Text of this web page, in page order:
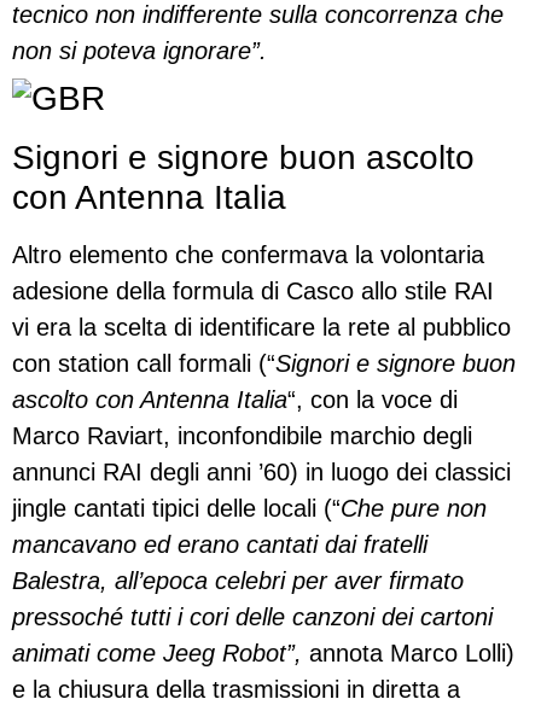
tecnico non indifferente sulla concorrenza che
non si poteva ignorare”.
Signori e signore buon ascolto
con Antenna Italia
Altro elemento che confermava la volontaria
adesione della formula di Casco allo stile RAI
vi era la scelta di identificare la rete al pubblico
con station call formali (“Signori e signore buon
ascolto con Antenna Italia“, con la voce di
Marco Raviart, inconfondibile marchio degli
annunci RAI degli anni ’60) in luogo dei classici
jingle cantati tipici delle locali (“Che pure non
mancavano ed erano cantati dai fratelli
Balestra, all’epoca celebri per aver firmato
pressoché tutti i cori delle canzoni dei cartoni
animati come Jeeg Robot”, annota Marco Lolli)
e la chiusura della trasmissioni in diretta a